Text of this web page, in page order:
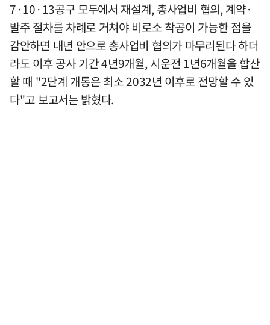
7·10·13공구 모두에서 재설계, 총사업비 협의, 계약·
발주 절차를 차례로 거쳐야 비로소 착공이 가능한 점을
감안하면 내년 안으로 총사업비 협의가 마무리된다 하더
라도 이후 공사 기간 4년9개월, 시운전 1년6개월을 합산
할 때 "2단계 개통은 최소 2032년 이후로 전망할 수 있
다"고 보고서는 밝혔다.